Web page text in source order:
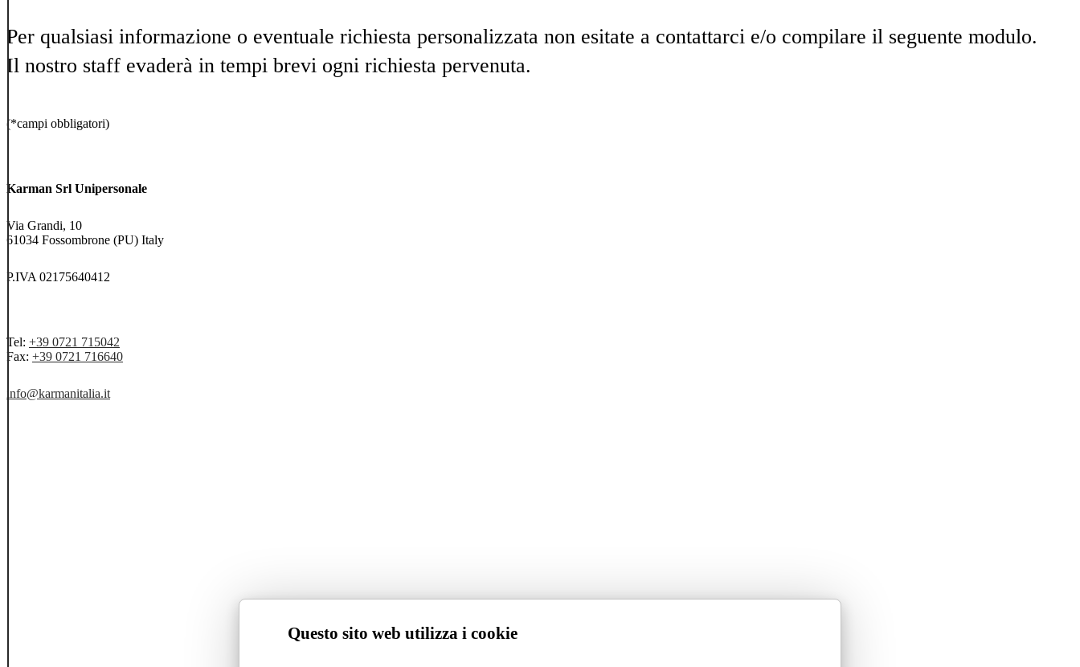
Questo sito web utilizza i cookie
Per qualsiasi informazione o eventuale richiesta personalizzata non esitate a contattarci e/o compilare il seguente modulo.
Il nostro staff evaderà in tempi brevi ogni richiesta pervenuta.
(*campi obbligatori)
Karman Srl Unipersonale
Via Grandi, 10
61034 Fossombrone (PU) Italy
P.IVA 02175640412
Tel: +39 0721 715042
Fax: +39 0721 716640
info@karmanitalia.it